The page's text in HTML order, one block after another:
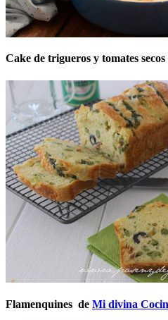
Cake de trigueros y tomates secos
Flamenquines de Mi divina